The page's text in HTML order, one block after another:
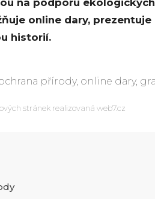
na podporu ekologických
online dary, prezentuje
historií.
stránek realizovaná web7.cz